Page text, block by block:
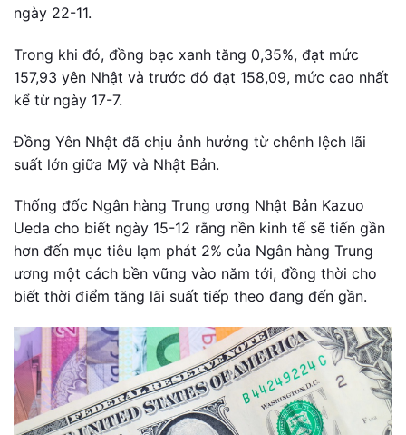
ngày 22-11.
Trong khi đó, đồng bạc xanh tăng 0,35%, đạt mức
157,93 yên Nhật và trước đó đạt 158,09, mức cao nhất
kể từ ngày 17-7.
Đồng Yên Nhật đã chịu ảnh hưởng từ chênh lệch lãi
suất lớn giữa Mỹ và Nhật Bản.
Thống đốc Ngân hàng Trung ương Nhật Bản Kazuo
Ueda cho biết ngày 15-12 rằng nền kinh tế sẽ tiến gần
hơn đến mục tiêu lạm phát 2% của Ngân hàng Trung
ương một cách bền vững vào năm tới, đồng thời cho
biết thời điểm tăng lãi suất tiếp theo đang đến gần.